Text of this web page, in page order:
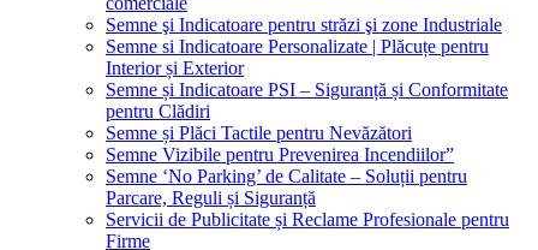
Semne şi Indicatoare pentru străzi şi zone Industriale
Semne si Indicatoare Personalizate | Plăcuțe pentru
Interior și Exterior
Semne și Indicatoare PSI – Siguranță și Conformitate
pentru Clădiri
Semne și Plăci Tactile pentru Nevăzători
Semne Vizibile pentru Prevenirea Incendiilor”
Semne ‘No Parking’ de Calitate – Soluții pentru
Parcare, Reguli și Siguranță
Servicii de Publicitate și Reclame Profesionale pentru
Firme